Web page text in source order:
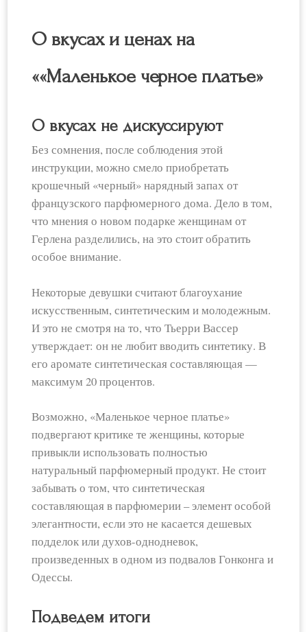
О вкусах и ценах на
««Маленькое черное платье»
О вкусах не дискуссируют
Без сомнения, после соблюдения этой
инструкции, можно смело приобретать
крошечный «черный» нарядный запах от
французского парфюмерного дома. Дело в том,
что мнения о новом подарке женщинам от
Герлена разделились, на это стоит обратить
особое внимание.
Некоторые девушки считают благоухание
искусственным, синтетическим и молодежным.
И это не смотря на то, что Тьерри Вассер
утверждает: он не любит вводить синтетику. В
его аромате синтетическая составляющая —
максимум 20 процентов.
Возможно, «Маленькое черное платье»
подвергают критике те женщины, которые
привыкли использовать полностью
натуральный парфюмерный продукт. Не стоит
забывать о том, что синтетическая
составляющая в парфюмерии – элемент особой
элегантности, если это не касается дешевых
подделок или духов-однодневок,
произведенных в одном из подвалов Гонконга и
Одессы.
Подведем итоги